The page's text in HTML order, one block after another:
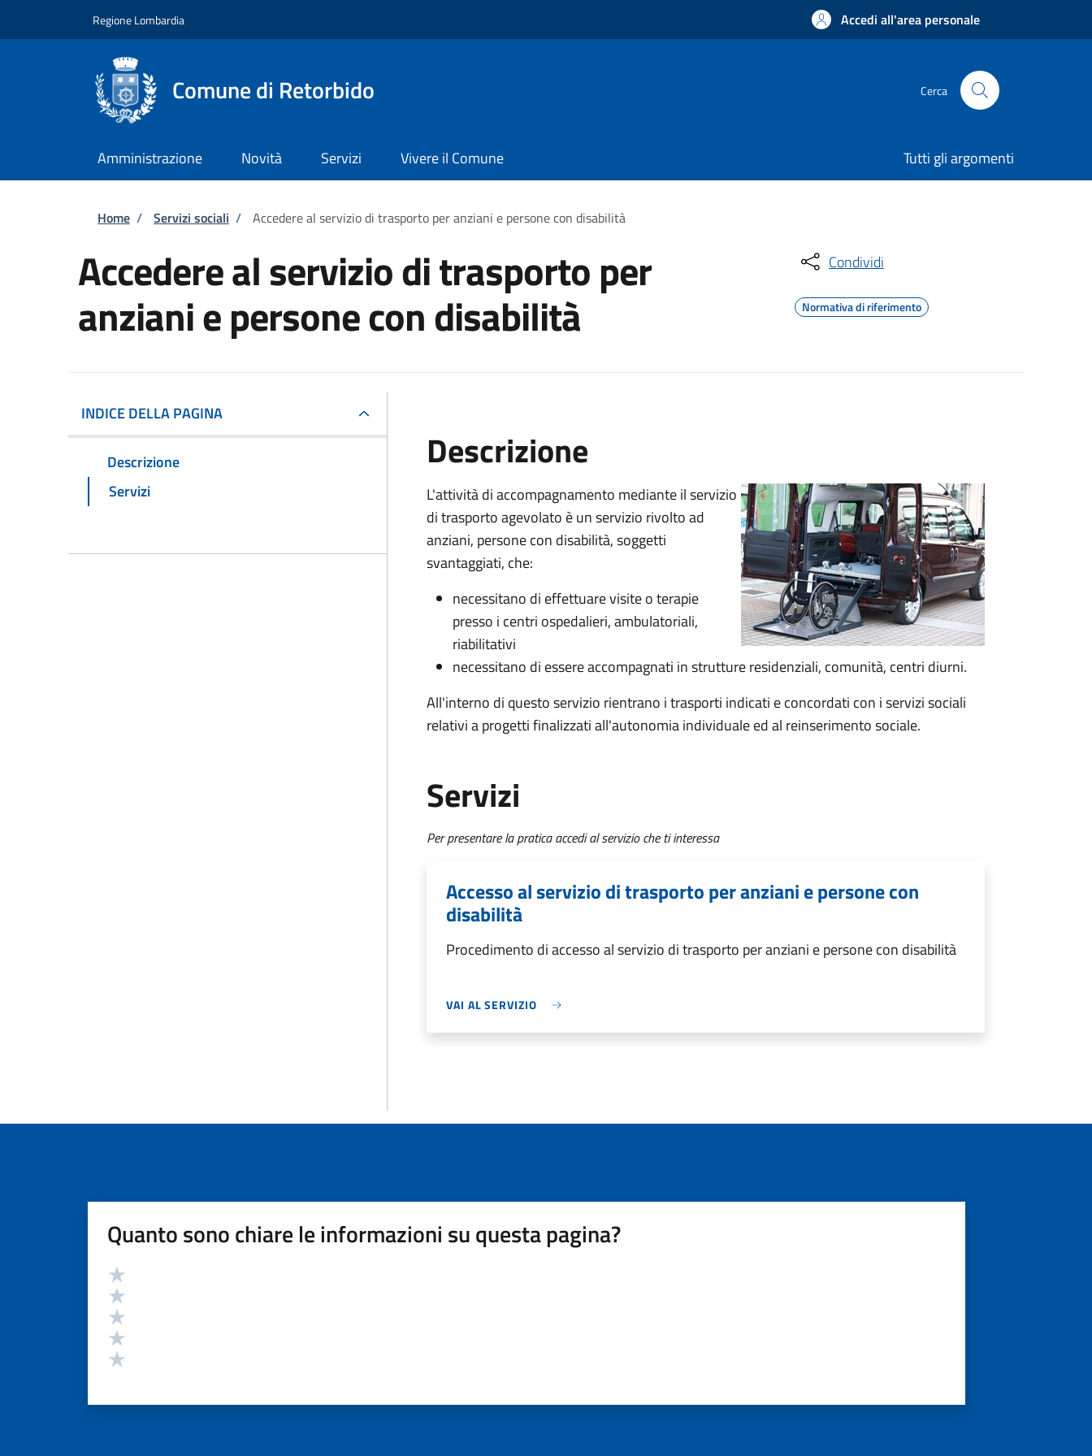
Regione Lombardia Accedi all'area personale
Comune di Retorbido Cerca
Amministrazione Novità Servizi Vivere il Comune Tutti gli argomenti
Briciole di pane
Home / Servizi sociali / Accedere al servizio di trasporto per anziani e persone con disabilità
Accedere al servizio di trasporto per
anziani e persone con disabilità
Condividi
Normativa di riferimento
INDICE DELLA PAGINA
Descrizione
Servizi
Descrizione
L'attività di accompagnamento mediante il servizio
di trasporto agevolato è un servizio rivolto ad
anziani, persone con disabilità, soggetti
svantaggiati, che:
necessitano di effettuare visite o terapie
presso i centri ospedalieri, ambulatoriali,
riabilitativi
necessitano di essere accompagnati in strutture residenziali, comunità, centri diurni.
All'interno di questo servizio rientrano i trasporti indicati e concordati con i servizi sociali
relativi a progetti finalizzati all'autonomia individuale ed al reinserimento sociale.
Servizi
Per presentare la pratica accedi al servizio che ti interessa
Accesso al servizio di trasporto per anziani e persone con
disabilità
Procedimento di accesso al servizio di trasporto per anziani e persone con disabilità
VAI AL SERVIZIO
Quanto sono chiare le informazioni su questa pagina?
Valutazione